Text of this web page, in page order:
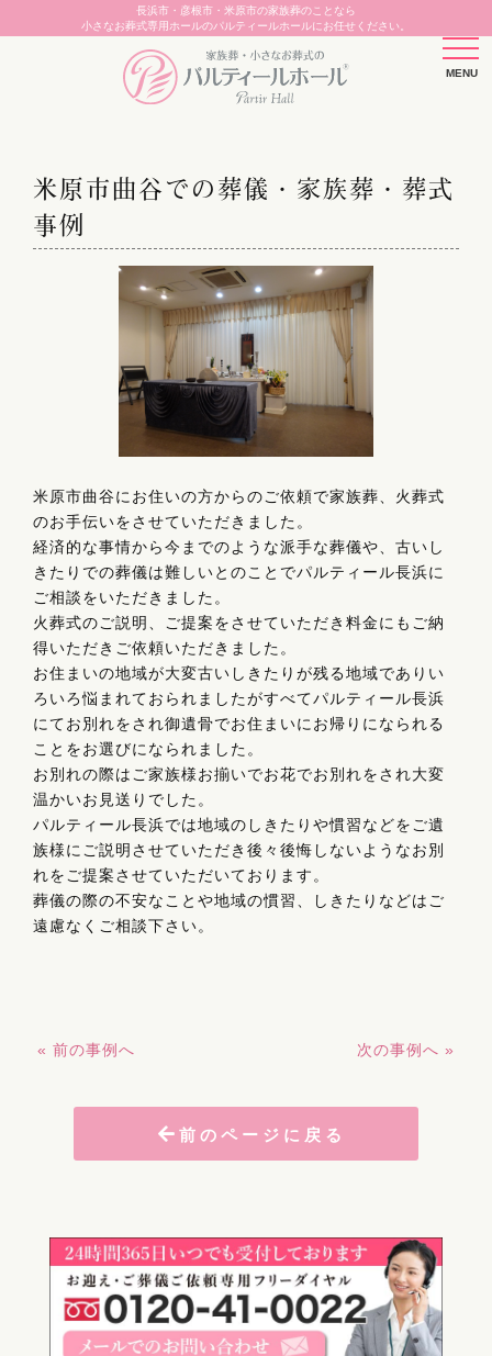
長浜市・彦根市・米原市の家族葬のことなら
小さなお葬式専用ホールのパルティールホールにお任せください。
米原市曲谷での葬儀・家族葬・葬式
事例
米原市曲谷にお住いの方からのご依頼で家族葬、火葬式
のお手伝いをさせていただきました。
経済的な事情から今までのような派手な葬儀や、古いし
きたりでの葬儀は難しいとのことでパルティール長浜に
ご相談をいただきました。
火葬式のご説明、ご提案をさせていただき料金にもご納
得いただきご依頼いただきました。
お住まいの地域が大変古いしきたりが残る地域でありい
ろいろ悩まれておられましたがすべてパルティール長浜
にてお別れをされ御遺骨でお住まいにお帰りになられる
ことをお選びになられました。
お別れの際はご家族様お揃いでお花でお別れをされ大変
温かいお見送りでした。
パルティール長浜では地域のしきたりや慣習などをご遺
族様にご説明させていただき後々後悔しないようなお別
れをご提案させていただいております。
葬儀の際の不安なことや地域の慣習、しきたりなどはご
遠慮なくご相談下さい。
« 前の事例へ 次の事例へ »
前のページに戻る